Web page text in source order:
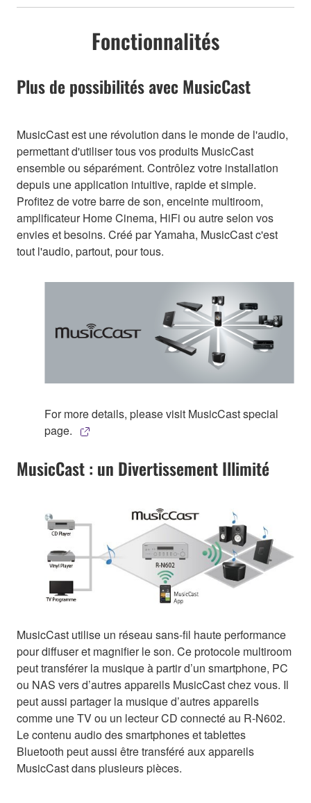
Fonctionnalités
Plus de possibilités avec MusicCast
MusicCast est une révolution dans le monde de l'audio,
permettant d'utiliser tous vos produits MusicCast
ensemble ou séparément. Contrôlez votre installation
depuis une application intuitive, rapide et simple.
Profitez de votre barre de son, enceinte multiroom,
amplificateur Home Cinema, HiFi ou autre selon vos
envies et besoins. Créé par Yamaha, MusicCast c'est
tout l'audio, partout, pour tous.
For more details, please visit MusicCast special
page.
MusicCast : un Divertissement Illimité
MusicCast utilise un réseau sans-fil haute performance
pour diffuser et magnifier le son. Ce protocole multiroom
peut transférer la musique à partir d’un smartphone, PC
ou NAS vers d’autres appareils MusicCast chez vous. Il
peut aussi partager la musique d’autres appareils
comme une TV ou un lecteur CD connecté au R-N602.
Le contenu audio des smartphones et tablettes
Bluetooth peut aussi être transféré aux appareils
MusicCast dans plusieurs pièces.